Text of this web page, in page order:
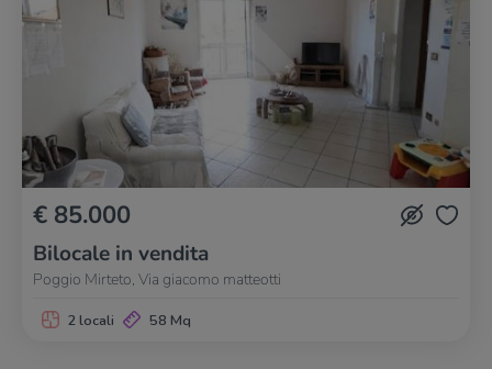
€ 85.000
Bilocale in vendita
Poggio Mirteto, Via giacomo matteotti
2 locali 58 Mq